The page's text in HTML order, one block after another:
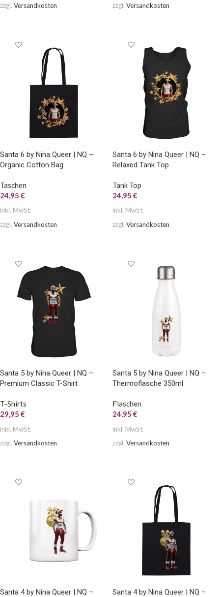
zzgl. Versandkosten zzgl. Versandkosten
Santa 6 by Nina Queer | NQ –
Organic Cotton Bag
Taschen
24,95 €
inkl. MwSt.
zzgl. Versandkosten
Santa 6 by Nina Queer | NQ –
Relaxed Tank Top
Tank Top
24,95 €
inkl. MwSt.
zzgl. Versandkosten
Santa 5 by Nina Queer | NQ –
Premium Classic T-Shirt
T-Shirts
29,95 €
inkl. MwSt.
zzgl. Versandkosten
Santa 5 by Nina Queer | NQ –
Thermoflasche 350ml
Flaschen
24,95 €
inkl. MwSt.
zzgl. Versandkosten
Santa 4 by Nina Queer | NQ –
Santa 4 by Nina Queer | NQ –